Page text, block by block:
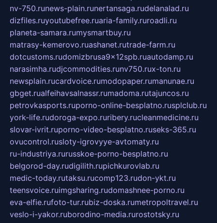
nv-750.runews-plain.runertansaga.rudelanalad.ru
dizfiles.ruyoutubefree.ruaria-family.ruroadli.ru
planeta-samara.rumysmartbuy.ru
matrasy-kemerovo.ruashanet.rutrade-farm.ru
dotcustoms.rudomizbrusa9x12spb.ruautodamp.ru
narasimha.rudjcommodities.runv750.rux-ton.ru
newsplain.rucardvoice.rumodopaper.rumanunae.ru
gbget.rualfeihavsalnassr.rumadoma.rutajuncos.ru
petrovkasports.ruporno-online-besplatno.rusplclub.ru
york-life.rudoroga-expo.ruribery.rucleanmedicine.ru
slovar-ivrit.ruporno-video-besplatno.ruseks-365.ru
ovucontrol.rusloty-igrovyye-avtomaty.ru
ru-industriya.rurusskoe-porno-besplatno.ru
belgorod-day.rudigilith.rupichkurovlab.ru
medic-today.rutaksu.rucomp123.rudon-ykt.ru
teensvoice.ruimgsharing.rudomashnee-porno.ru
eva-elfie.rufoto-tur.rubiz-doska.rumetropoltravel.ru
veslo-i-yakor.ruborodino-media.rurostotsky.ru